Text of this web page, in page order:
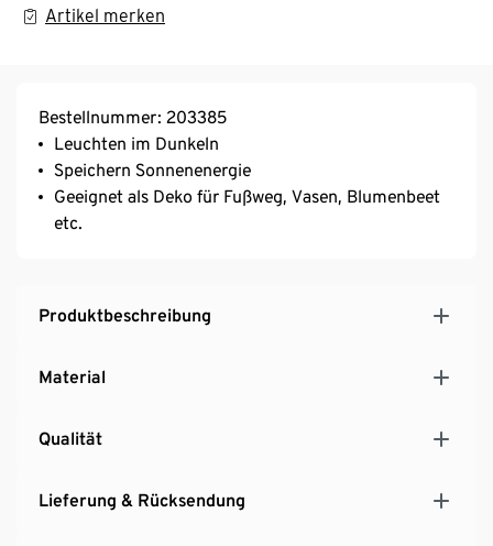
Artikel merken
Bestellnummer: 203385
Leuchten im Dunkeln
Speichern Sonnenenergie
Geeignet als Deko für Fußweg, Vasen, Blumenbeet
etc.
Produktbeschreibung
Material
Qualität
Lieferung & Rücksendung